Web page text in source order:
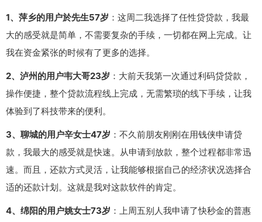
1、萍乡的用户於先生57岁 ：这周二我选择了任性贷贷款，我最
大的感受就是简单，不需要复杂的手续，一切都在网上完成。让
我在资金紧张的时候有了更多的选择。
2、泸州的用户韦大哥23岁 ：大前天我第一次通过利码贷贷款，
操作便捷，整个贷款流程线上完成，无需繁琐的线下手续，让我
体验到了科技带来的便利。
3、聊城的用户辛女士47岁 ：不久前朋友刚刚在用钱侠申请贷
款，我最大的感受就是快速。从申请到放款，整个过程都非常迅
速。而且，还款方式灵活，让我能够根据自己的经济状况选择合
适的还款计划。这就是我对这款软件的肯定。
4、绵阳的用户姚女士73岁 ：上周五别人我申请了快秒金的普惠